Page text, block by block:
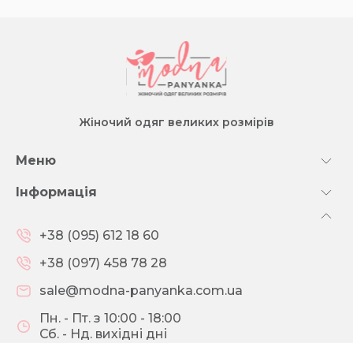
Жіночий одяг великих розмірів
Меню
Інформація
+38 (095) 612 18 60
+38 (097) 458 78 28
sale@modna-panyanka.com.ua
Пн. - Пт. з 10:00 - 18:00
Сб. - Нд. вихідні дні